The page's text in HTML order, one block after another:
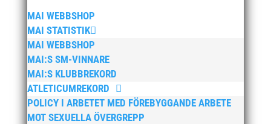
MAI WEBBSHOP
MAI STATISTIK
MAI WEBBSHOP
MAI:S SM-VINNARE
MAI:S KLUBBREKORD
ATLETICUMREKORD
POLICY I ARBETET MED FÖREBYGGANDE ARBETE
MOT SEXUELLA ÖVERGREPP
september 2017
augusti 2017
juli 2017
juni 2017
maj 2017
april 2017